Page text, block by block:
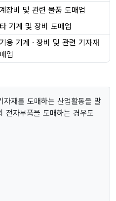
장비 및 관련 물품 도매업
기계 및 장비 도매업
용 기계ㆍ장비 및 관련 기자재
업
재를 도매하는 산업활동을 말
전자부품을 도매하는 경우도